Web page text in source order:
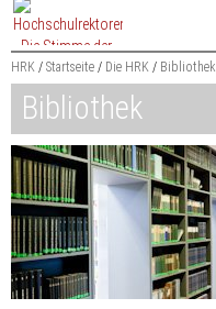
Zum
Content
springen
Suchbegriff
HRK Startseite Die HRK Bibliothek
Bibliothek